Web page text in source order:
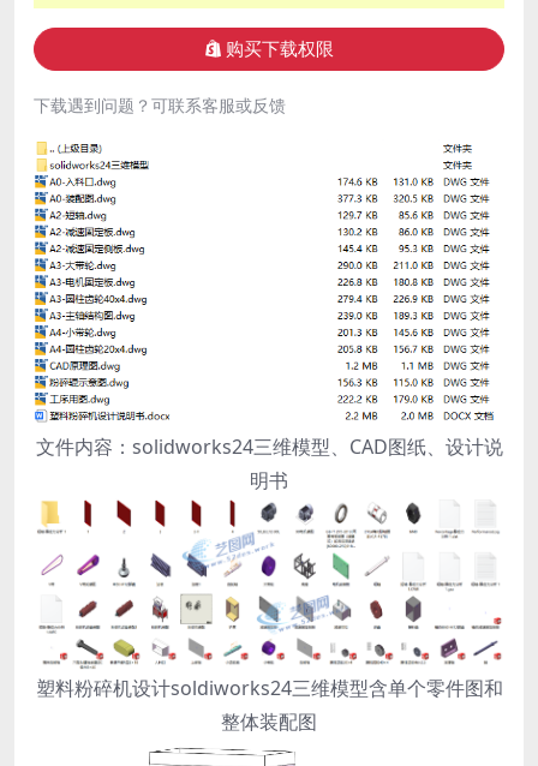
购买下载权限
下载遇到问题？可联系客服或反馈
文件内容：solidworks24三维模型、CAD图纸、设计说
明书
塑料粉碎机设计soldiworks24三维模型含单个零件图和
整体装配图